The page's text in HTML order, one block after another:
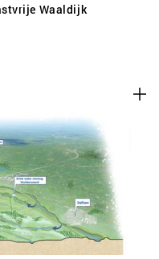
Waaldijk